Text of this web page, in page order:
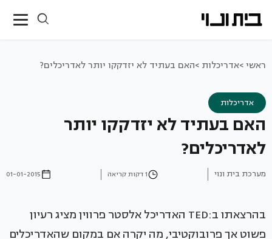
ראשי >אדריכלות >האם בעתיד לא יזדקקו יותר לאדריכלים?
אדריכלות
האם בעתיד לא יזדקקו יותר
לאדריכלים?
מערכת בית ונוי 1 דקות קריאה 01-01-2015
בהרצאתו ב:TED האדריכל אלסטר פרווין מציג רעיון
פשוט אך פרובוקטיבי, מה יקרה אם במקום שהאדריכלים